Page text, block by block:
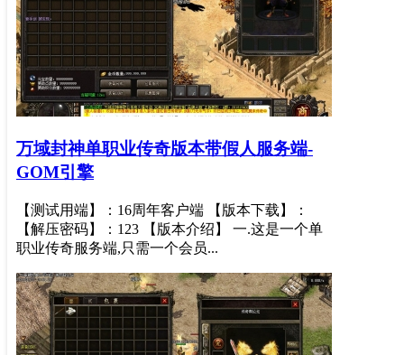
万域封神单职业传奇版本带假人服务端-
GOM引擎
【测试用端】：16周年客户端 【版本下载】：
【解压密码】：123 【版本介绍】 一.这是一个单
职业传奇服务端,只需一个会员...